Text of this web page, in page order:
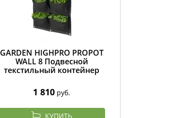
GARDEN HIGHPRO PROPOT
WALL 8 Подвесной
текстильный контейнер
1 810 руб.
КУПИТЬ